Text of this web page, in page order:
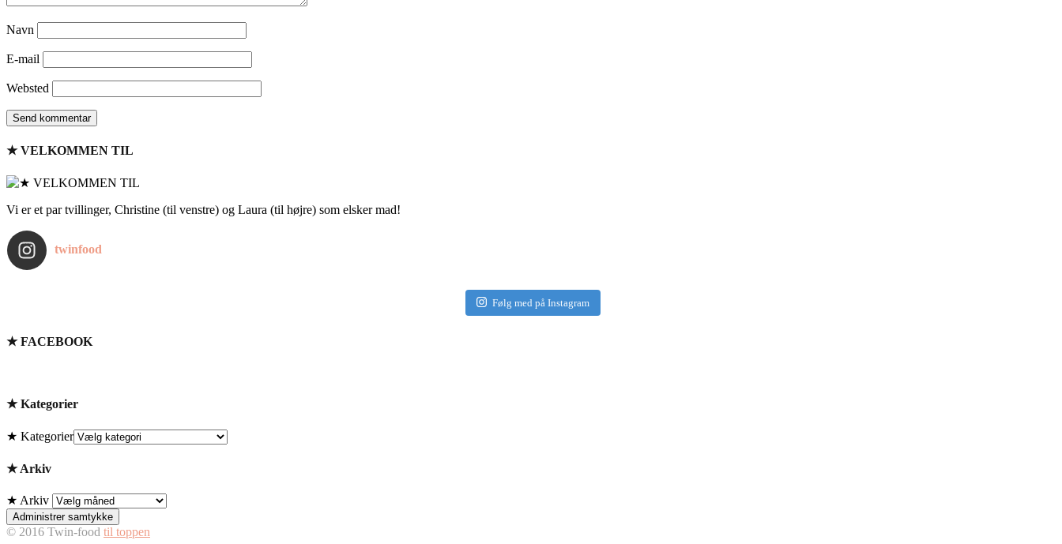
Navn
E-mail
Websted
★ VELKOMMEN TIL
Vi er et par tvillinger, Christine (til venstre) og Laura (til højre) som elsker mad!
twinfood
Følg med på Instagram
★ FACEBOOK
★ Kategorier
★ Kategorier
★ Arkiv
★ Arkiv
Administrer samtykke
© 2016 Twin-food til toppen